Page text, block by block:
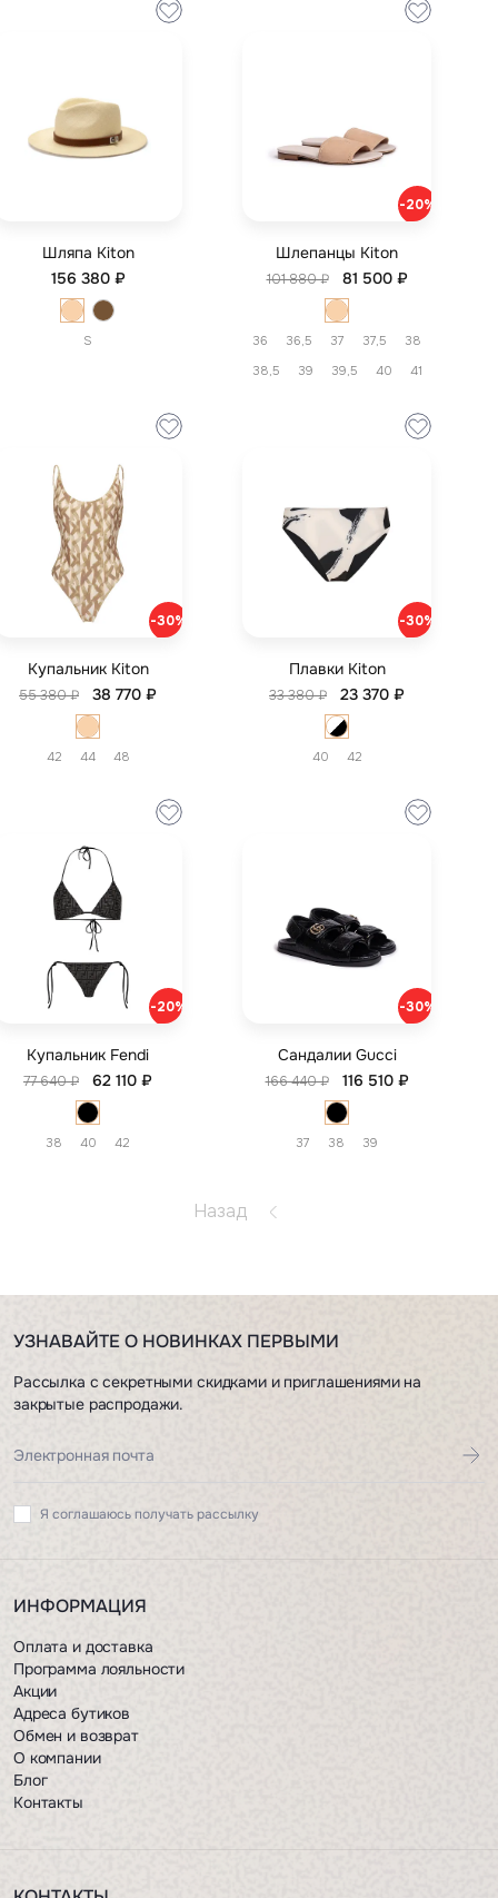
S
Шляпа Kiton
156 380 ₽
-20%
36 36,5 37 37,5
38
38,5
39 39,5 40 41
Шлепанцы Kiton
101 880 ₽ 81 500 ₽
-30%
42 44 48
Купальник Kiton
55 380 ₽ 38 770 ₽
-30%
40 42
Плавки Kiton
33 380 ₽ 23 370 ₽
-20%
38 40 42
Купальник Fendi
77 640 ₽ 62 110 ₽
-30%
37 38 39
Сандалии Gucci
166 440 ₽ 116 510 ₽
Назад
УЗНАВАЙТЕ О НОВИНКАХ ПЕРВЫМИ
Рассылка с секретными скидками и приглашениями на
закрытые распродажи.
Я соглашаюсь получать рассылку
ИНФОРМАЦИЯ
Оплата и доставка
Программа лояльности
Акции
Адреса бутиков
Обмен и возврат
О компании
Блог
Контакты